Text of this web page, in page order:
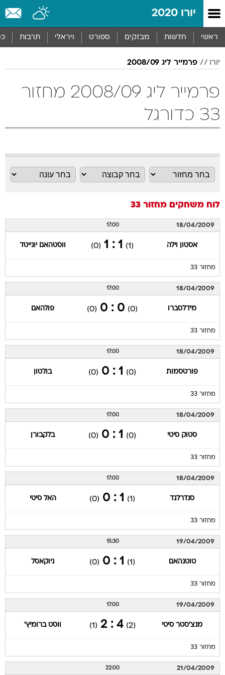
יורו 2020
ראשי חדשות מבזקים ספורט ויראלי תרבות
יורו פרמייר ליג 2008/09
פרמייר ליג 2008/09 מחזור
33 כדורגל
לוח משחקים מחזור 33
18/04/2009
17:00
אסטון וילה (1)
1 : 1
(0) ווסטהאם יונייטד
מחזור 33
18/04/2009
17:00
מידלסברו (0)
0 : 0
(0) פולהאם
מחזור 33
18/04/2009
17:00
פורטסמות (0)
1 : 0
(0) בולטון
מחזור 33
18/04/2009
17:00
סטוק סיטי (0)
1 : 0
(0) בלקבורן
מחזור 33
18/04/2009
17:00
סנדרלנד (1)
1 : 0
(0) האל סיטי
מחזור 33
19/04/2009
15:30
טוטנהאם (1)
1 : 0
(0) ניוקאסל
מחזור 33
19/04/2009
17:00
מנצ'סטר סיטי (2)
4 : 2
(1) ווסט ברומיץ'
מחזור 33
21/04/2009
22:00